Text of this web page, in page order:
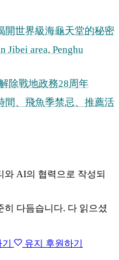
開世界級海龜天堂的秘密
Jibei area, Penghu
除戰地政務28周年
間、飛魚季禁忌、推薦活
와 AI의 협력으로 작성되
히 다듬습니다. 다 읽으셨
유지 후원하기